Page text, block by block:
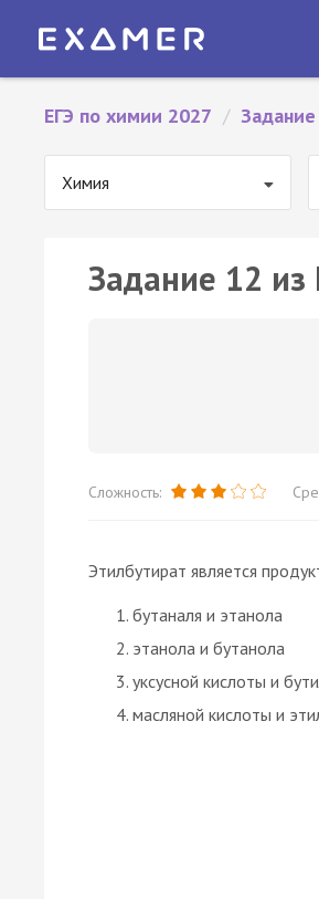
ЕГЭ по химии 2027 /
Химия
Задание 12
Сложность:
Этилбутират является
бутаналя и этанола
этанола и бутанола
уксусной кислоты и
масляной кислоты и